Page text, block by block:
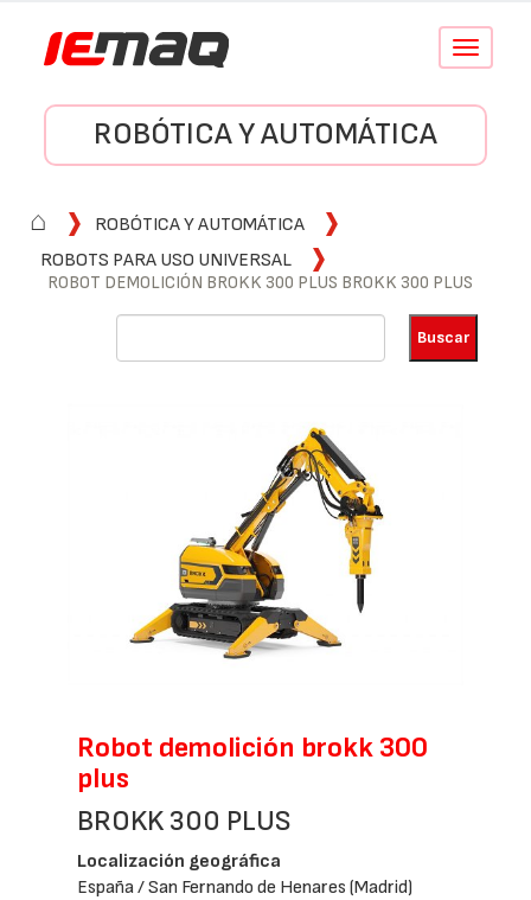
Conmutar
ROBÓTICA Y AUTOMÁTICA
⌂
ROBÓTICA Y AUTOMÁTICA
ROBOTS PARA USO UNIVERSAL
ROBOT DEMOLICIÓN BROKK 300 PLUS BROKK 300 PLUS
Robot demolición brokk 300
plus
BROKK 300 PLUS
Localización geográfica
España / San Fernando de Henares (Madrid)